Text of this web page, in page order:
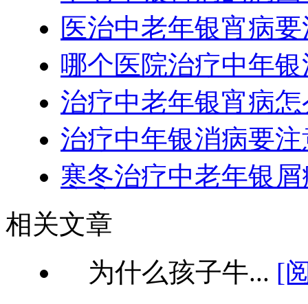
医治中老年银宵病
哪个医院治疗中年
治疗中老年银宵病
治疗中年银消病要
寒冬治疗中老年银
相关文章
为什么孩子牛... [